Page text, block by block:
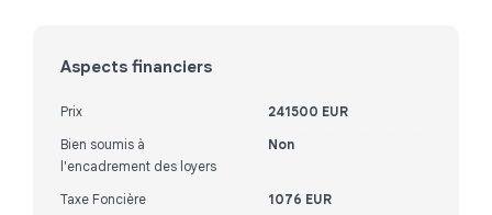
Aspects financiers
Prix
241500 EUR
Bien soumis à
l'encadrement des loyers
Non
Taxe Foncière 1076 EUR